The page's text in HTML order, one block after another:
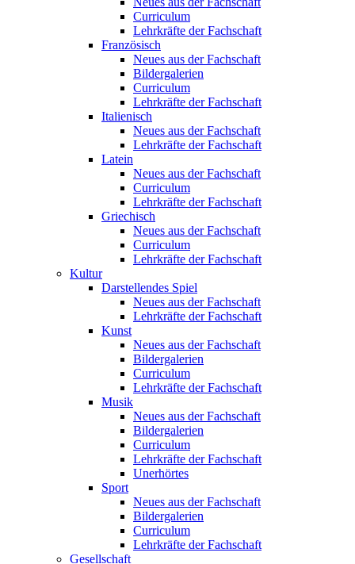
Curriculum
Lehrkräfte der Fachschaft
Französisch
Neues aus der Fachschaft
Bildergalerien
Curriculum
Lehrkräfte der Fachschaft
Italienisch
Neues aus der Fachschaft
Lehrkräfte der Fachschaft
Latein
Neues aus der Fachschaft
Curriculum
Lehrkräfte der Fachschaft
Griechisch
Neues aus der Fachschaft
Curriculum
Lehrkräfte der Fachschaft
Kultur
Darstellendes Spiel
Neues aus der Fachschaft
Lehrkräfte der Fachschaft
Kunst
Neues aus der Fachschaft
Bildergalerien
Curriculum
Lehrkräfte der Fachschaft
Musik
Neues aus der Fachschaft
Bildergalerien
Curriculum
Lehrkräfte der Fachschaft
Unerhörtes
Sport
Neues aus der Fachschaft
Bildergalerien
Curriculum
Lehrkräfte der Fachschaft
Gesellschaft